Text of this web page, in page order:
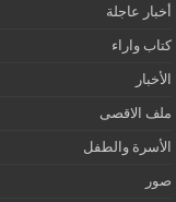
أخبار عاجلة
كتاب واراء
الأخبار
ملف الاقصى
الأسرة والطفل
صور